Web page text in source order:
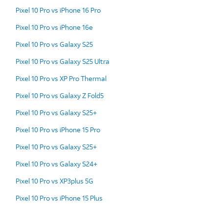
Pixel 10 Pro vs iPhone 16 Pro
Pixel 10 Pro vs iPhone 16e
Pixel 10 Pro vs Galaxy S25
Pixel 10 Pro vs Galaxy S25 Ultra
Pixel 10 Pro vs XP Pro Thermal
Pixel 10 Pro vs Galaxy Z Fold5
Pixel 10 Pro vs Galaxy S25+
Pixel 10 Pro vs iPhone 15 Pro
Pixel 10 Pro vs Galaxy S25+
Pixel 10 Pro vs Galaxy S24+
Pixel 10 Pro vs XP3plus 5G
Pixel 10 Pro vs iPhone 15 Plus